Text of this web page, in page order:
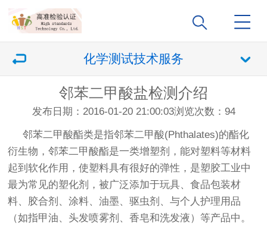
化学测试技术服务
邻苯二甲酸盐检测介绍
发布日期：2016-01-20 21:00:03浏览次数： 94
邻苯二甲酸酯类是指邻苯二甲酸(Phthalates)的酯化
衍生物，邻苯二甲酸酯是一类增塑剂，能对塑料等材料
起到软化作用，使塑料具有很好的弹性，是塑胶工业中
最为常见的塑化剂，被广泛添加于玩具、食品包装材
料、胶合剂、涂料、油墨、驱虫剂、与个人护理用品
（如指甲油、头发喷雾剂、香皂和洗发液）等产品中。